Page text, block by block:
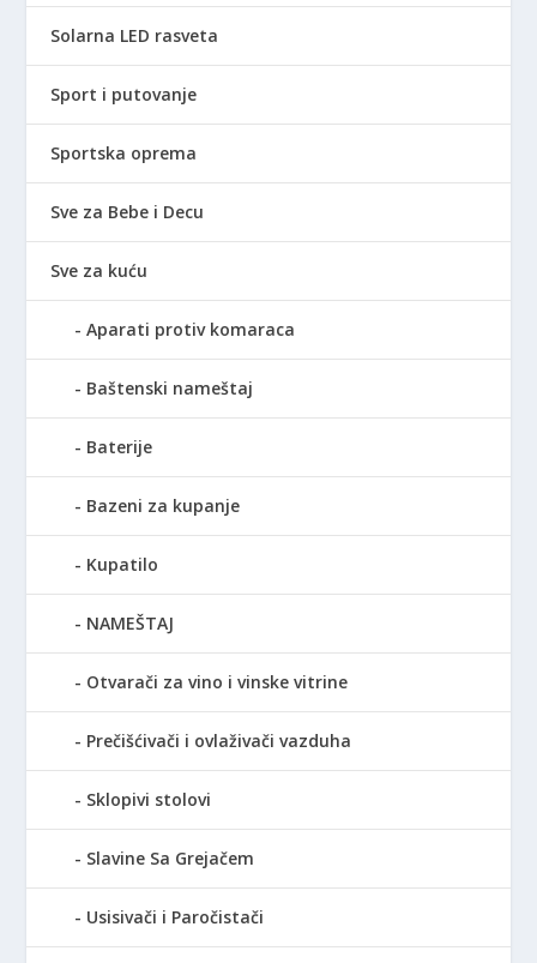
Solarna LED rasveta
Sport i putovanje
Sportska oprema
Sve za Bebe i Decu
Sve za kuću
Aparati protiv komaraca
Baštenski nameštaj
Baterije
Bazeni za kupanje
Kupatilo
NAMEŠTAJ
Otvarači za vino i vinske vitrine
Prečišćivači i ovlaživači vazduha
Sklopivi stolovi
Slavine Sa Grejačem
Usisivači i Paročistači